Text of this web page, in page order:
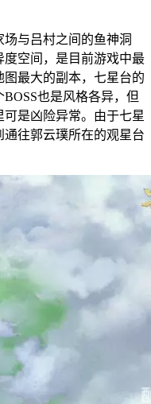
场与吕村之间的鱼神洞
空间，是目前游戏中最
最大的副本，七星台的
也是风格各异，但
是凶险异常。由于七星
往郭云璞所在的观星台